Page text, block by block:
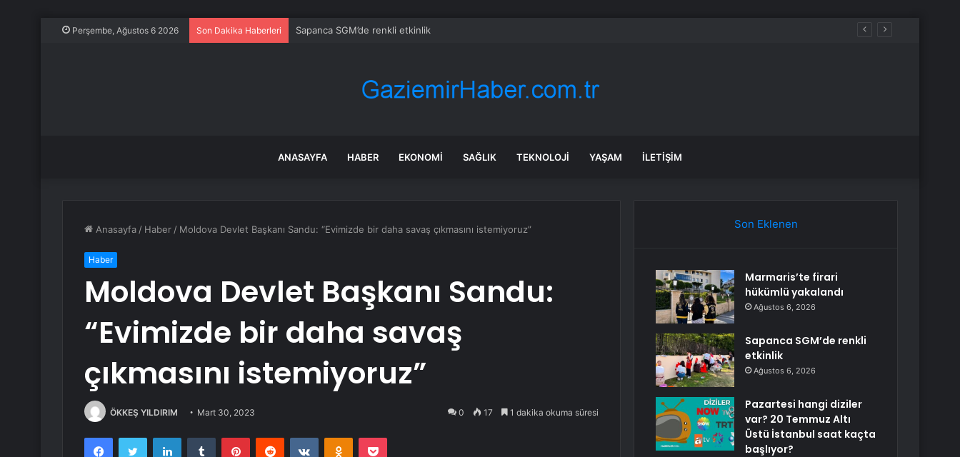
Perşembe, Ağustos 6 2026 Son Dakika Haberleri Sapanca SGM’de renkli etkinlik
ANASAYFA HABER EKONOMI SAĞLIK TEKNOLOJI YAŞAM İLETIŞIM
Anasayfa / Haber / Moldova Devlet Başkanı Sandu: “Evimizde bir daha savaş çıkmasını istemiyoruz”
Haber
Moldova Devlet Başkanı Sandu:
“Evimizde bir daha savaş
çıkmasını istemiyoruz”
ÖKKEŞ YILDIRIM Mart 30, 2023 0 17 1 dakika okuma süresi
FacebookTwitter LinkedInTumblr PinterestReddit VKontakteOdnoklassniki
Pocket
Son Eklenen
Marmaris’te firari
hükümlü yakalandı
Ağustos 6, 2026
Sapanca SGM’de renkli
etkinlik
Ağustos 6, 2026
Pazartesi hangi diziler
var? 20 Temmuz Altı
Üstü İstanbul saat kaçta
başlıyor?